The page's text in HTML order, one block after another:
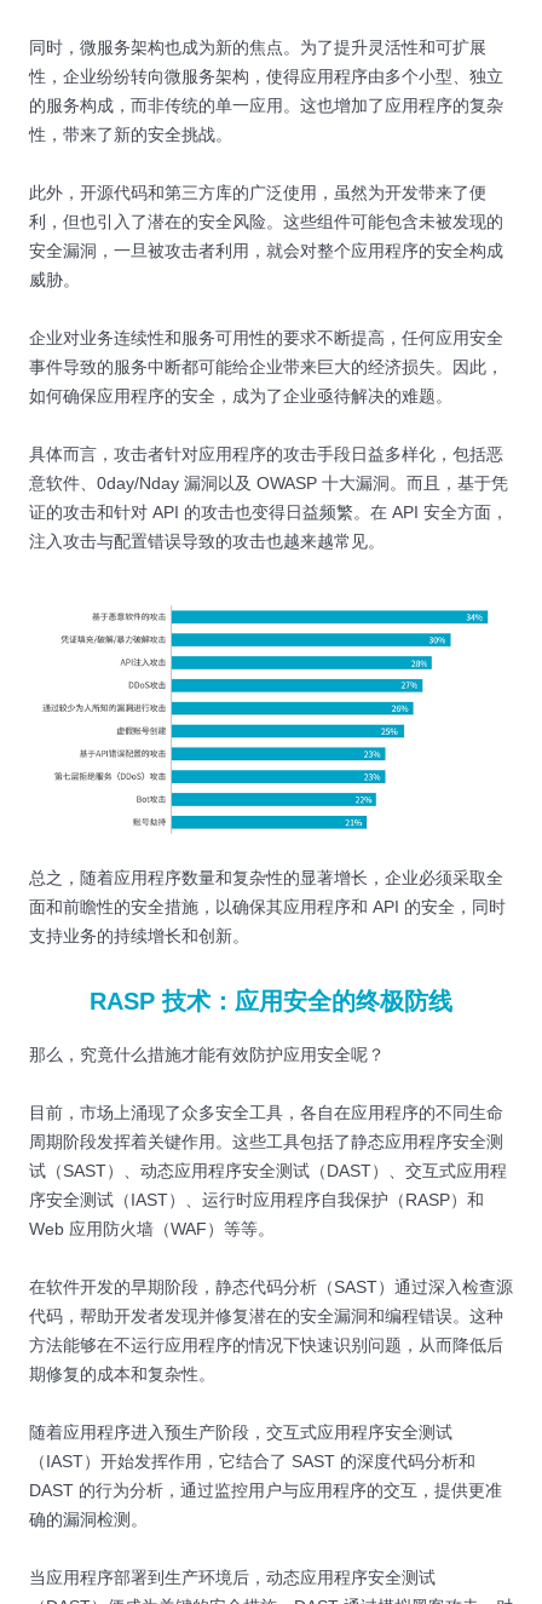
同时，微服务架构也成为新的焦点。为了提升灵活性和可扩展
性，企业纷纷转向微服务架构，使得应用程序由多个小型、独立
的服务构成，而非传统的单一应用。这也增加了应用程序的复杂
性，带来了新的安全挑战。
此外，开源代码和第三方库的广泛使用，虽然为开发带来了便
利，但也引入了潜在的安全风险。这些组件可能包含未被发现的
安全漏洞，一旦被攻击者利用，就会对整个应用程序的安全构成
威胁。
企业对业务连续性和服务可用性的要求不断提高，任何应用安全
事件导致的服务中断都可能给企业带来巨大的经济损失。因此，
如何确保应用程序的安全，成为了企业亟待解决的难题。
具体而言，攻击者针对应用程序的攻击手段日益多样化，包括恶
意软件、0day/Nday 漏洞以及 OWASP 十大漏洞。而且，基于凭
证的攻击和针对 API 的攻击也变得日益频繁。在 API 安全方面，
注入攻击与配置错误导致的攻击也越来越常见。
总之，随着应用程序数量和复杂性的显著增长，企业必须采取全
面和前瞻性的安全措施，以确保其应用程序和 API 的安全，同时
支持业务的持续增长和创新。
RASP 技术：应用安全的终极防线
那么，究竟什么措施才能有效防护应用安全呢？
目前，市场上涌现了众多安全工具，各自在应用程序的不同生命
周期阶段发挥着关键作用。这些工具包括了静态应用程序安全测
试（SAST）、动态应用程序安全测试（DAST）、交互式应用程
序安全测试（IAST）、运行时应用程序自我保护（RASP）和
Web 应用防火墙（WAF）等等。
在软件开发的早期阶段，静态代码分析（SAST）通过深入检查源
代码，帮助开发者发现并修复潜在的安全漏洞和编程错误。这种
方法能够在不运行应用程序的情况下快速识别问题，从而降低后
期修复的成本和复杂性。
随着应用程序进入预生产阶段，交互式应用程序安全测试
（IAST）开始发挥作用，它结合了 SAST 的深度代码分析和
DAST 的行为分析，通过监控用户与应用程序的交互，提供更准
确的漏洞检测。
当应用程序部署到生产环境后，动态应用程序安全测试